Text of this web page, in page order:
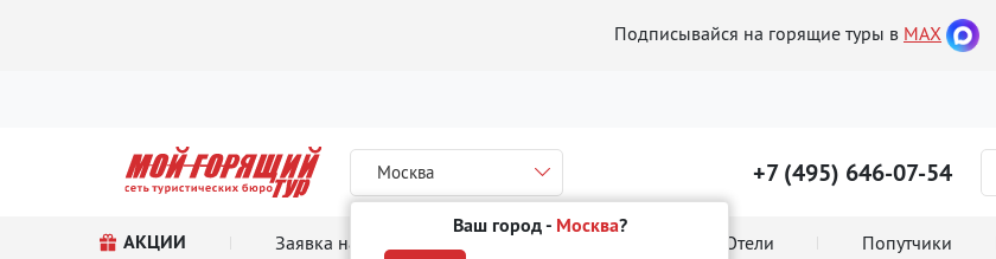
Подписывайся на горящие туры в MAX
Москва
Ваш город - Москва?
+7 (495) 646-07-54
АКЦИИ Заявка на тур Поиск тура онлайн Отели Попутчики